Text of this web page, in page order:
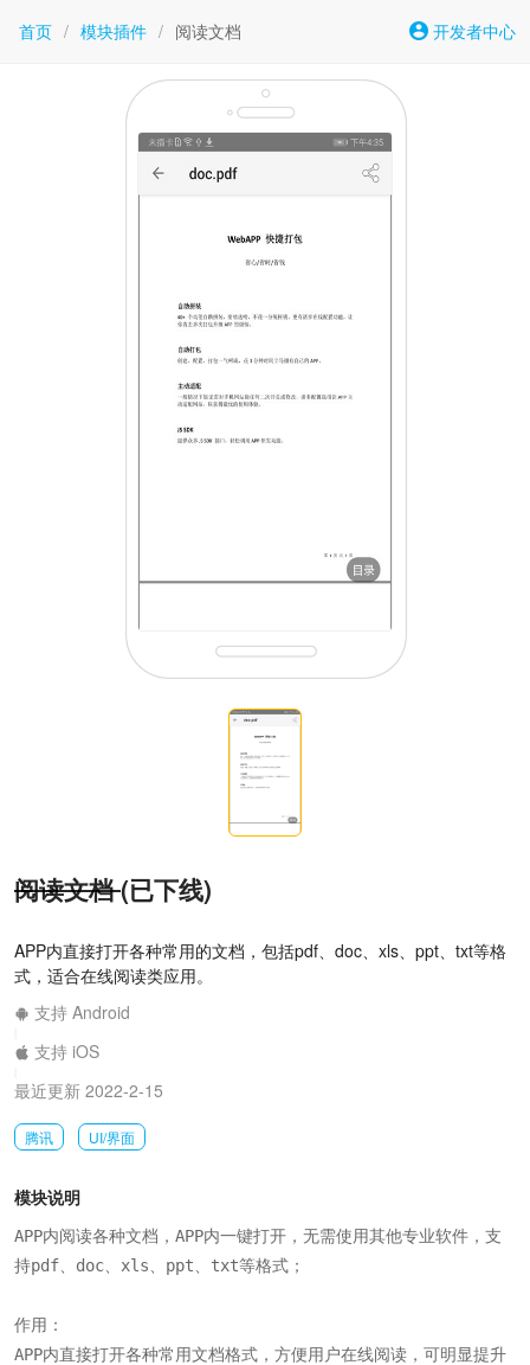
首页 / 模块插件 / 阅读文档 开发者中心
阅读文档(已下线)
APP内直接打开各种常用的文档，包括pdf、doc、xls、ppt、txt等格
式，适合在线阅读类应用。
支持 Android
支持 iOS
最近更新 2022-2-15
腾讯 UI/界面
模块说明
APP内阅读各种文档，APP内一键打开，无需使用其他专业软件，支
持pdf、doc、xls、ppt、txt等格式；
作用：
APP内直接打开各种常用文档格式，方便用户在线阅读，可明显提升